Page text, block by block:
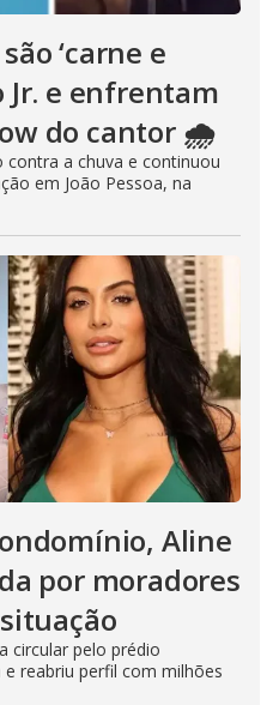
‘carne e
Jr. e enfrentam
do cantor 🌧️
a chuva e continuou
em João Pessoa, na
Aline
por moradores
circular pelo prédio
reabriu perfil com milhões